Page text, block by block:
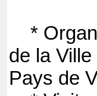
*
de la
Pays de